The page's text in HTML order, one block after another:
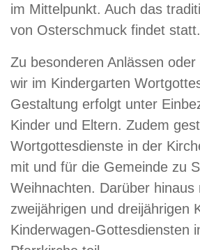
im Mittelpunkt. Auch das
von Osterschmuck findet statt.
Zu besonderen Anlässen
wir im Kindergarten
Gestaltung erfolgt unter
Kinder und Eltern. Zudem
Wortgottesdienste in der
mit und für die Gemeinde zu
Weihnachten. Darüber hinaus
zweijährigen und dreijährigen
Kinderwagen-Gottesdiensten